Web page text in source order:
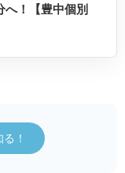
へ！【豊中個別
！